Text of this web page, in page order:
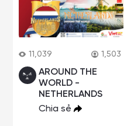
11,039 1,503
AROUND THE
WORLD -
NETHERLANDS
Chia sẻ